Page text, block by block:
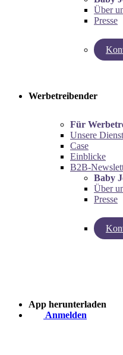
Über
Presse
Testen
Werbetreibender
Für
Unsere
Case
Einblicke
B2B-
Baby
Über
Presse
App herunterladen
Anmelden